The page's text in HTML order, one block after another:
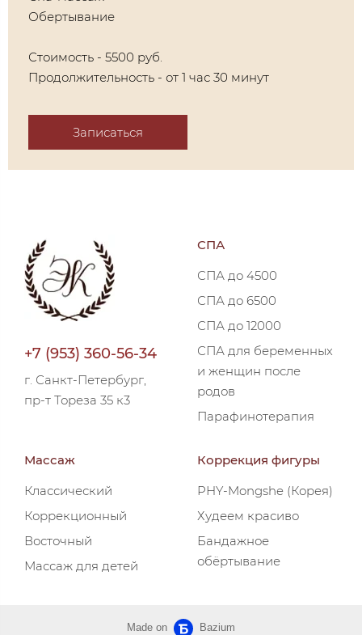
Обертывание
Стоимость - 5500 руб.
Продолжительность - от 1 час 30 минут
Записаться
+7 (953) 360-56-34
г. Санкт-Петербург,
пр-т Тореза 35 к3
СПА
СПА до 4500
СПА до 6500
СПА до 12000
СПА для беременных
и женщин после
родов
Парафинотерапия
Массаж
Классический
Коррекционный
Восточный
Массаж для детей
Коррекция фигуры
PHY-Mongshe (Корея)
Худеем красиво
Бандажное
обёртывание
Made on Bazium